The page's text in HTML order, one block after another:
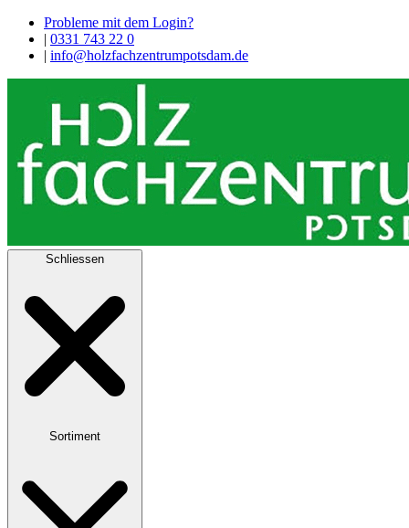
Probleme mit dem Login?
| 0331 743 22 0
| info@holzfachzentrumpotsdam.de
Schliessen
Sortiment